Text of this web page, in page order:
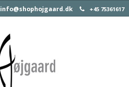
info@shophojgaard.dk +45 75361617